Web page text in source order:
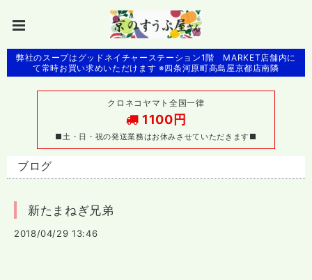
弊社のスープはグッドネイチャーステーション1階 MARKET店舗内に
て常時お買い求めいただけます ※四条河原町高島屋京都店南隣
クロネコヤマト全国一律
1100円
■土・日・祝の発送業務はお休みさせていただきます■
ブログ
新たまねぎ兄弟
2018/04/29 13:46